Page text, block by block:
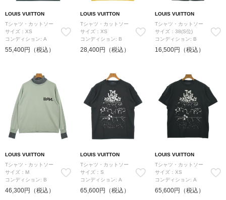
LOUIS VUITTON
Tシャツ・カットソー
サイズ：XS
コンディション: A
55,400円（税込）
LOUIS VUITTON
Tシャツ・カットソー
サイズ：XS
コンディション: B
28,400円（税込）
LOUIS VUITTON
Tシャツ・カットソー
サイズ：38(S位)
コンディション: B
16,500円（税込）
LOUIS VUITTON
Tシャツ・カットソー
サイズ：M
コンディション: B
46,300円（税込）
LOUIS VUITTON
Tシャツ・カットソー
サイズ：S
コンディション: A
65,600円（税込）
LOUIS VUITTON
Tシャツ・カットソー
サイズ：XS
コンディション: A
65,600円（税込）